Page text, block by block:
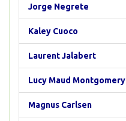
Jorge Negrete
Kaley Cuoco
Laurent Jalabert
Lucy Maud Montgomery
Magnus Carlsen